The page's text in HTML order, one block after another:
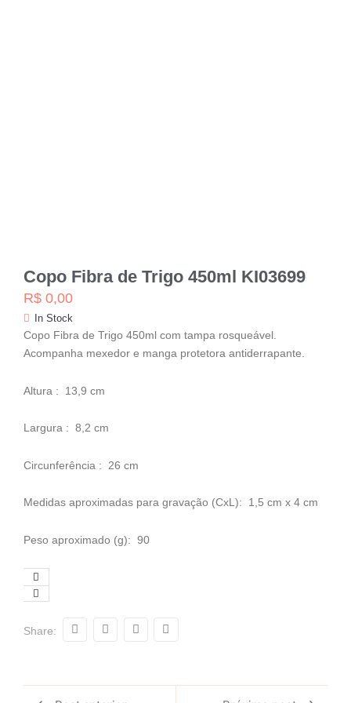
Copo Fibra de Trigo 450ml KI03699
R$ 0,00
In Stock
Copo Fibra de Trigo 450ml com tampa rosqueável.
Acompanha mexedor e manga protetora antiderrapante.
Altura : 13,9 cm
Largura : 8,2 cm
Circunferência : 26 cm
Medidas aproximadas para gravação (CxL): 1,5 cm x 4 cm
Peso aproximado (g): 90
Share: